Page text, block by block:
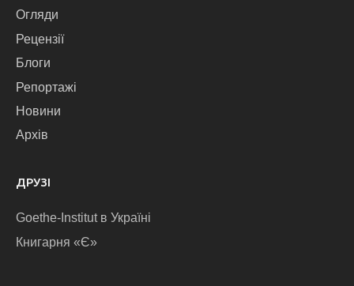
Огляди
Рецензії
Блоги
Репортажі
Новини
Архів
ДРУЗІ
Goethe-Institut в Україні
Книгарня «Є»